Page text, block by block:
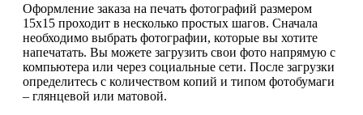
Оформление заказа на печать фотографий размером
15х15 проходит в несколько простых шагов. Сначала
необходимо выбрать фотографии, которые вы хотите
напечатать. Вы можете загрузить свои фото напрямую с
компьютера или через социальные сети. После загрузки
определитесь с количеством копий и типом фотобумаги
– глянцевой или матовой.